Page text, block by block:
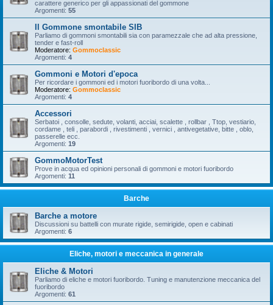
carattere generico per gli appassionati del gommone
Argomenti: 55
Il Gommone smontabile SIB
Parliamo di gommoni smontabili sia con paramezzale che ad alta pressione,
tender e fast-roll
Moderatore: Gommoclassic
Argomenti: 4
Gommoni e Motori d'epoca
Per ricordare i gommoni ed i motori fuoribordo di una volta...
Moderatore: Gommoclassic
Argomenti: 4
Accessori
Serbatoi , consolle, sedute, volanti, acciai, scalette , rollbar , Ttop, vestiario,
cordame , teli , parabordi , rivestimenti , vernici , antivegetative, bitte , oblo,
passerelle ecc.
Argomenti: 19
GommoMotorTest
Prove in acqua ed opinioni personali di gommoni e motori fuoribordo
Argomenti: 11
Barche
Barche a motore
Discussioni su battelli con murate rigide, semirigide, open e cabinati
Argomenti: 6
Eliche, motori e meccanica in generale
Eliche & Motori
Parliamo di eliche e motori fuoribordo. Tuning e manutenzione meccanica del
fuoribordo
Argomenti: 61